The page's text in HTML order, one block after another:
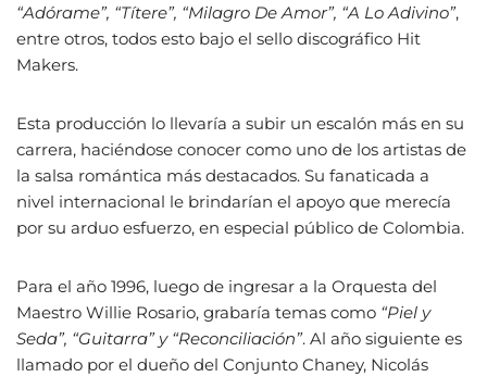
“Adórame”, “Títere”, “Milagro De Amor”, “A Lo Adivino”,
entre otros, todos esto bajo el sello discográfico Hit
Makers.
Esta producción lo llevaría a subir un escalón más en su
carrera, haciéndose conocer como uno de los artistas de
la salsa romántica más destacados. Su fanaticada a
nivel internacional le brindarían el apoyo que merecía
por su arduo esfuerzo, en especial público de Colombia.
Para el año 1996, luego de ingresar a la Orquesta del
Maestro Willie Rosario, grabaría temas como “Piel y
Seda”, “Guitarra” y “Reconciliación”. Al año siguiente es
llamado por el dueño del Conjunto Chaney, Nicolás